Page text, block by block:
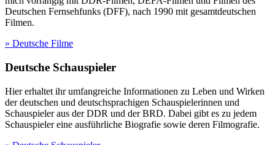
Deutschen Fernsehfunks (DFF), nach 1990 mit gesamtdeutschen
Filmen.
» Deutsche Filme
Deutsche Schauspieler
Hier erhaltet ihr umfangreiche Informationen zu Leben und Wirken
der deutschen und deutschsprachigen Schauspielerinnen und
Schauspieler aus der DDR und der BRD. Dabei gibt es zu jedem
Schauspieler eine ausführliche Biografie sowie deren Filmografie.